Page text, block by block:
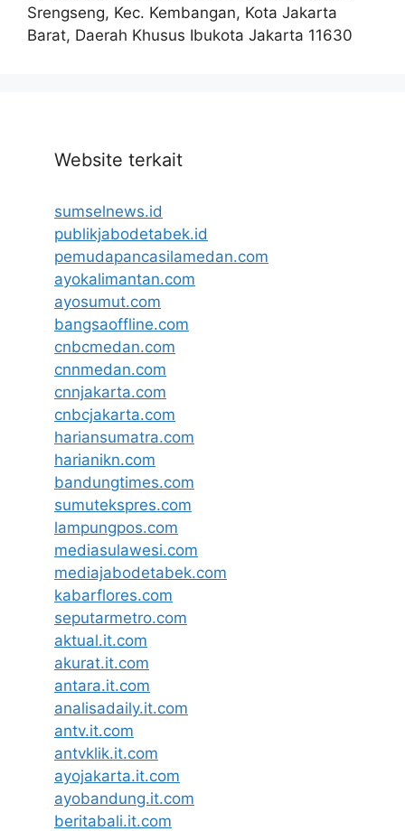
Srengseng, Kec. Kembangan, Kota Jakarta
Barat, Daerah Khusus Ibukota Jakarta 11630
Website terkait
sumselnews.id
publikjabodetabek.id
pemudapancasilamedan.com
ayokalimantan.com
ayosumut.com
bangsaoffline.com
cnbcmedan.com
cnnmedan.com
cnnjakarta.com
cnbcjakarta.com
hariansumatra.com
harianikn.com
bandungtimes.com
sumutekspres.com
lampungpos.com
mediasulawesi.com
mediajabodetabek.com
kabarflores.com
seputarmetro.com
aktual.it.com
akurat.it.com
antara.it.com
analisadaily.it.com
antv.it.com
antvklik.it.com
ayojakarta.it.com
ayobandung.it.com
beritabali.it.com